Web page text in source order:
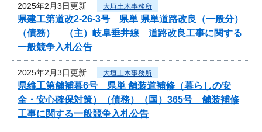
2025年2月3日更新 大垣土木事務所
県建工第道改2-26-3号 県単 県単道路改良（一般分）
（債務） （主）岐阜垂井線 道路改良工事に関する
一般競争入札公告
2025年2月3日更新 大垣土木事務所
県維工第舗補暮6号 県単 舗装道補修（暮らしの安
全・安心確保対策）（債務）（国）365号 舗装補修
工事に関する一般競争入札公告